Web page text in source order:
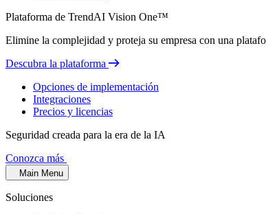
Plataforma de TrendAI Vision One™
Elimine la complejidad y proteja su empresa con una
Descubra la plataforma
Opciones de implementación
Integraciones
Precios y licencias
Seguridad creada para la era de la IA
Conozca más
Main Menu
Soluciones